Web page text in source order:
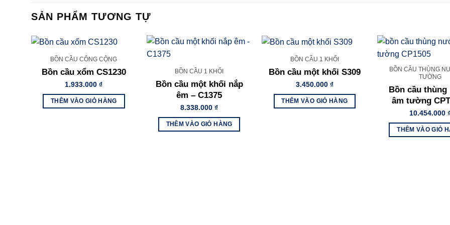
SẢN PHẨM TƯƠNG TỰ
BỒN CẦU CÔNG CỘNG
Bồn cầu xổm CS1230
1.933.000₫
THÊM VÀO GIỎ HÀNG
BỒN CẦU 1 KHỐI
Bồn cầu một khối nắp
êm – C1375
8.338.000₫
THÊM VÀO GIỎ HÀNG
BỒN CẦU 1 KHỐI
Bồn cầu một khối S309
3.450.000 ₫
THÊM VÀO GIỎ HÀNG
BỒN CẦU THÙNG
TƯỜNG
Bồn cầu
âm tường
10.454.000
THÊM VÀO GIỎ